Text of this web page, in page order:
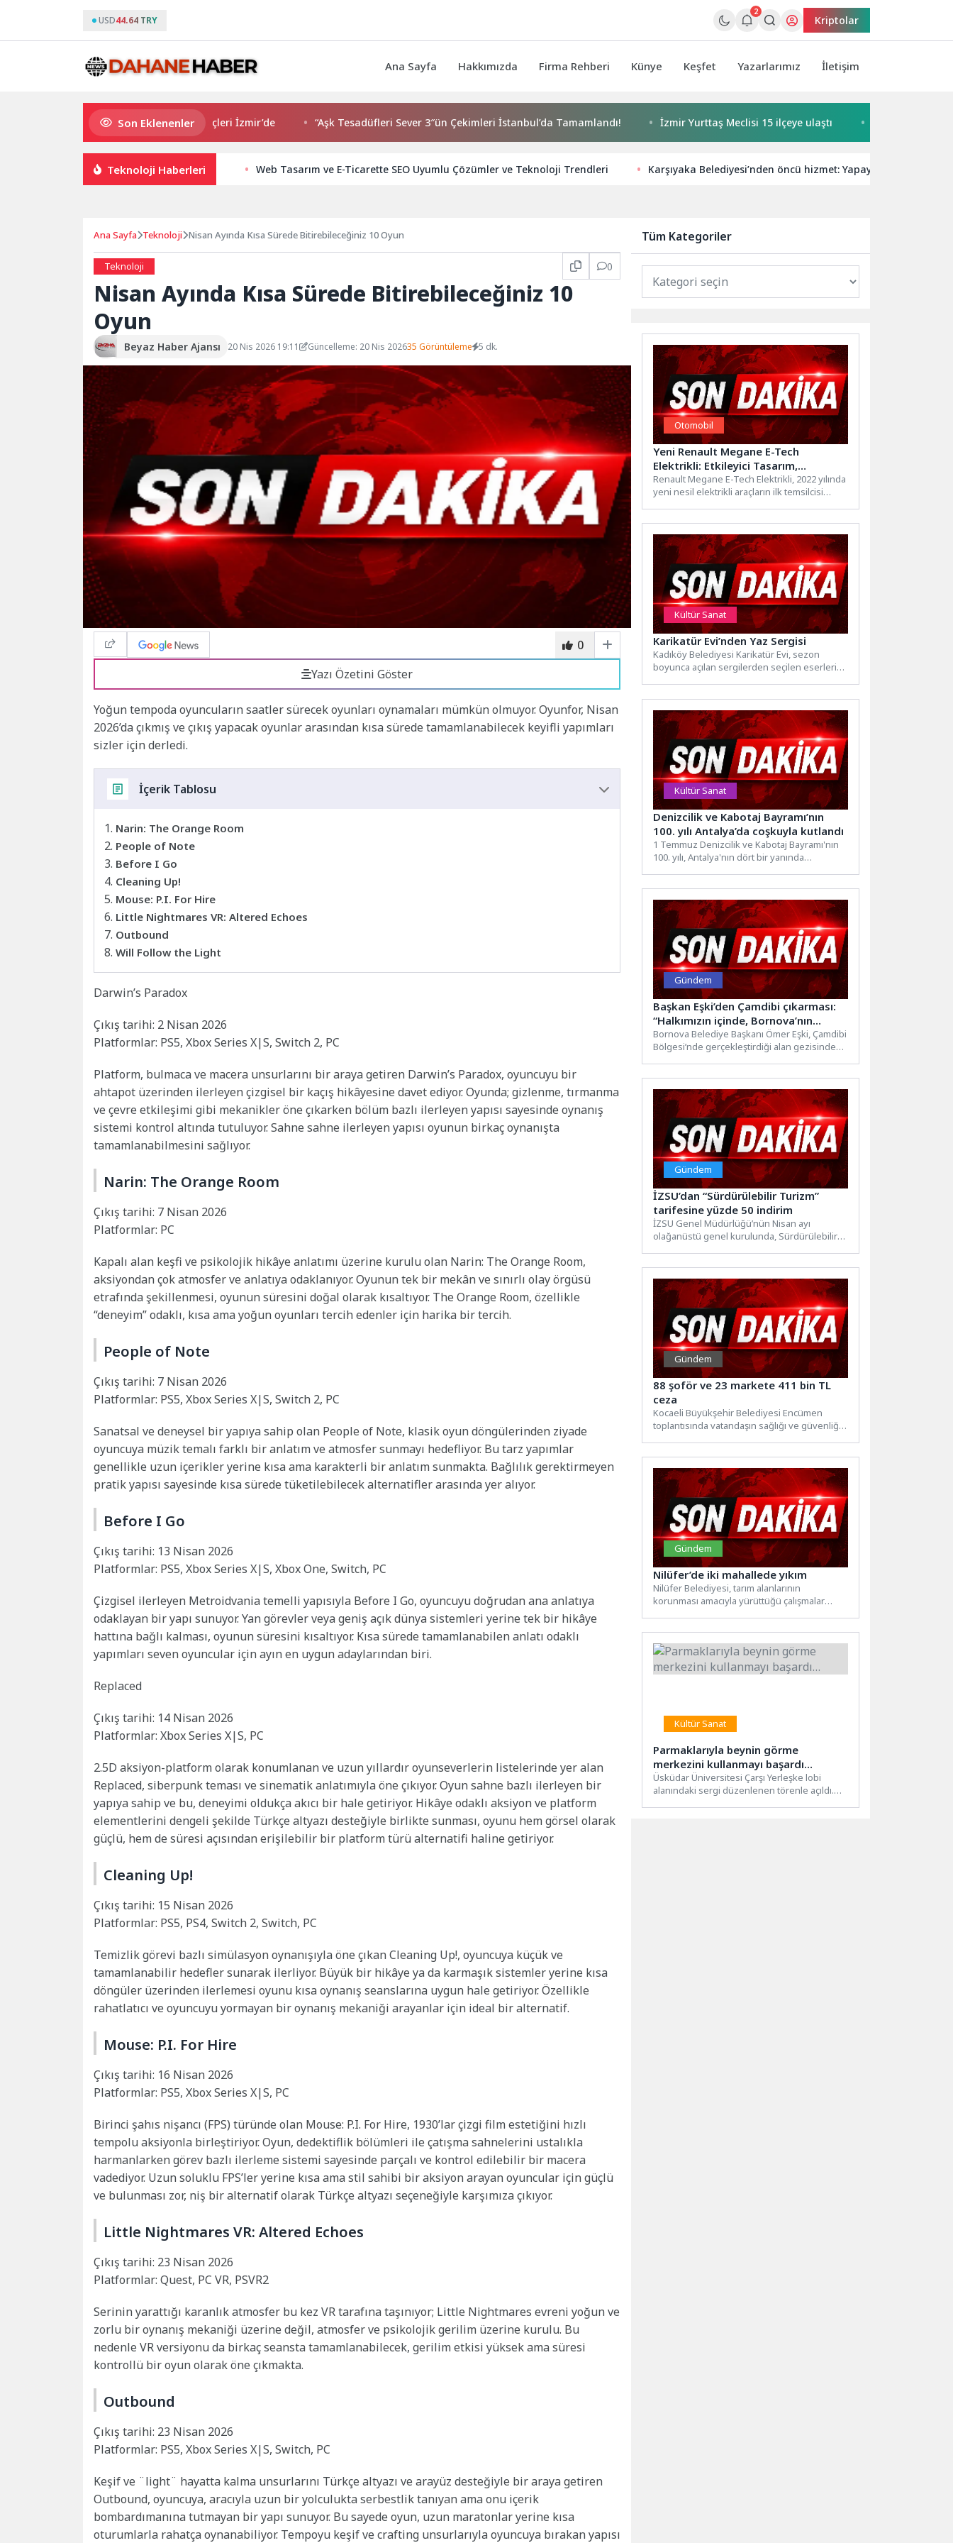
USD44.64 TRY
2
Kriptolar
Ana Sayfa Hakkımızda Firma Rehberi Künye Keşfet Yazarlarımız İletişim
Son Eklenenler
Avrupa Drama Buluşmaları gençleri İzmir’de “Aşk Tesadüfleri Sever 3″ün Çekimleri İstanbul’da Tamamlandı! İzmir Yurttaş Meclisi 15 ilçeye ulaştı Buca’da kadınlar
Teknoloji Haberleri Web Tasarım ve E-Ticarette SEO Uyumlu Çözümler ve Teknoloji Trendleri Karşıyaka Belediyesi’nden öncü hizmet: Yapay zeka ile
Ana Sayfa Teknoloji Nisan Ayında Kısa Sürede Bitirebileceğiniz 10 Oyun
Teknoloji 0
Nisan Ayında Kısa Sürede Bitirebileceğiniz 10
Oyun
Beyaz Haber Ajansı 20 Nis 2026 19:11 Güncelleme: 20 Nis 202635 Görüntüleme 5 dk.
0
Yazı Özetini Göster
Yoğun tempoda oyuncuların saatler sürecek oyunları oynamaları mümkün olmuyor. Oyunfor, Nisan
2026’da çıkmış ve çıkış yapacak oyunlar arasından kısa sürede tamamlanabilecek keyifli yapımları
sizler için derledi.
İçerik Tablosu
Narin: The Orange Room
People of Note
Before I Go
Cleaning Up!
Mouse: P.I. For Hire
Little Nightmares VR: Altered Echoes
Outbound
Will Follow the Light
Darwin’s Paradox
Çıkış tarihi: 2 Nisan 2026
Platformlar: PS5, Xbox Series X|S, Switch 2, PC
Platform, bulmaca ve macera unsurlarını bir araya getiren Darwin’s Paradox, oyuncuyu bir
ahtapot üzerinden ilerleyen çizgisel bir kaçış hikâyesine davet ediyor. Oyunda; gizlenme, tırmanma
ve çevre etkileşimi gibi mekanikler öne çıkarken bölüm bazlı ilerleyen yapısı sayesinde oynanış
sistemi kontrol altında tutuluyor. Sahne sahne ilerleyen yapısı oyunun birkaç oynanışta
tamamlanabilmesini sağlıyor.
Narin: The Orange Room
Çıkış tarihi: 7 Nisan 2026
Platformlar: PC
Kapalı alan keşfi ve psikolojik hikâye anlatımı üzerine kurulu olan Narin: The Orange Room,
aksiyondan çok atmosfer ve anlatıya odaklanıyor. Oyunun tek bir mekân ve sınırlı olay örgüsü
etrafında şekillenmesi, oyunun süresini doğal olarak kısaltıyor. The Orange Room, özellikle
“deneyim” odaklı, kısa ama yoğun oyunları tercih edenler için harika bir tercih.
People of Note
Çıkış tarihi: 7 Nisan 2026
Platformlar: PS5, Xbox Series X|S, Switch 2, PC
Sanatsal ve deneysel bir yapıya sahip olan People of Note, klasik oyun döngülerinden ziyade
oyuncuya müzik temalı farklı bir anlatım ve atmosfer sunmayı hedefliyor. Bu tarz yapımlar
genellikle uzun içerikler yerine kısa ama karakterli bir anlatım sunmakta. Bağlılık gerektirmeyen
pratik yapısı sayesinde kısa sürede tüketilebilecek alternatifler arasında yer alıyor.
Before I Go
Çıkış tarihi: 13 Nisan 2026
Platformlar: PS5, Xbox Series X|S, Xbox One, Switch, PC
Çizgisel ilerleyen Metroidvania temelli yapısıyla Before I Go, oyuncuyu doğrudan ana anlatıya
odaklayan bir yapı sunuyor. Yan görevler veya geniş açık dünya sistemleri yerine tek bir hikâye
hattına bağlı kalması, oyunun süresini kısaltıyor. Kısa sürede tamamlanabilen anlatı odaklı
yapımları seven oyuncular için ayın en uygun adaylarından biri.
Replaced
Çıkış tarihi: 14 Nisan 2026
Platformlar: Xbox Series X|S, PC
2.5D aksiyon-platform olarak konumlanan ve uzun yıllardır oyunseverlerin listelerinde yer alan
Replaced, siberpunk teması ve sinematik anlatımıyla öne çıkıyor. Oyun sahne bazlı ilerleyen bir
yapıya sahip ve bu, deneyimi oldukça akıcı bir hale getiriyor. Hikâye odaklı aksiyon ve platform
elementlerini dengeli şekilde Türkçe altyazı desteğiyle birlikte sunması, oyunu hem görsel olarak
güçlü, hem de süresi açısından erişilebilir bir platform türü alternatifi haline getiriyor.
Cleaning Up!
Çıkış tarihi: 15 Nisan 2026
Platformlar: PS5, PS4, Switch 2, Switch, PC
Temizlik görevi bazlı simülasyon oynanışıyla öne çıkan Cleaning Up!, oyuncuya küçük ve
tamamlanabilir hedefler sunarak ilerliyor. Büyük bir hikâye ya da karmaşık sistemler yerine kısa
döngüler üzerinden ilerlemesi oyunu kısa oynanış seanslarına uygun hale getiriyor. Özellikle
rahatlatıcı ve oyuncuyu yormayan bir oynanış mekaniği arayanlar için ideal bir alternatif.
Mouse: P.I. For Hire
Çıkış tarihi: 16 Nisan 2026
Platformlar: PS5, Xbox Series X|S, PC
Birinci şahıs nişancı (FPS) türünde olan Mouse: P.I. For Hire, 1930’lar çizgi film estetiğini hızlı
tempolu aksiyonla birleştiriyor. Oyun, dedektiflik bölümleri ile çatışma sahnelerini ustalıkla
harmanlarken görev bazlı ilerleme sistemi sayesinde parçalı ve kontrol edilebilir bir macera
vadediyor. Uzun soluklu FPS’ler yerine kısa ama stil sahibi bir aksiyon arayan oyuncular için güçlü
ve bulunması zor, niş bir alternatif olarak Türkçe altyazı seçeneğiyle karşımıza çıkıyor.
Little Nightmares VR: Altered Echoes
Çıkış tarihi: 23 Nisan 2026
Platformlar: Quest, PC VR, PSVR2
Serinin yarattığı karanlık atmosfer bu kez VR tarafına taşınıyor; Little Nightmares evreni yoğun ve
zorlu bir oynanış mekaniği üzerine değil, atmosfer ve psikolojik gerilim üzerine kurulu. Bu
nedenle VR versiyonu da birkaç seansta tamamlanabilecek, gerilim etkisi yüksek ama süresi
kontrollü bir oyun olarak öne çıkmakta.
Outbound
Çıkış tarihi: 23 Nisan 2026
Platformlar: PS5, Xbox Series X|S, Switch, PC
Keşif ve ¨light¨ hayatta kalma unsurlarını Türkçe altyazı ve arayüz desteğiyle bir araya getiren
Outbound, oyuncuya, aracıyla uzun bir yolculukta serbestlik tanıyan ama onu içerik
bombardımanına tutmayan bir yapı sunuyor. Bu sayede oyun, uzun maratonlar yerine kısa
oturumlarla rahatça oynanabiliyor. Tempoyu keşif ve crafting unsurlarıyla oyuncuya bırakan yapısı
Tüm Kategoriler
Otomobil
Yeni Renault Megane E-Tech
Elektrikli: Etkileyici Tasarım,
Dinamizm ve Teknoloji Kategori:
Otomotiv
Renault Megane E-Tech Elektrikli, 2022 yılında
yeni nesil elektrikli araçların ilk temsilcisi
Kültür Sanat
Karikatür Evi’nden Yaz Sergisi
Kadıköy Belediyesi Karikatür Evi, sezon
boyunca açılan sergilerden seçilen eserleri
Kültür Sanat
Denizcilik ve Kabotaj Bayramı’nın
100. yılı Antalya’da coşkuyla kutlandı
1 Temmuz Denizcilik ve Kabotaj Bayramı'nın
100. yılı, Antalya'nın dört bir yanında
Gündem
Başkan Eşki’den Çamdibi çıkarması:
“Halkımızın içinde, Bornova’nın
hizmetindeyiz”
Bornova Belediye Başkanı Ömer Eşki, Çamdibi
Bölgesi’nde gerçekleştirdiği alan gezisinde
Gündem
İZSU’dan “Sürdürülebilir Turizm”
tarifesine yüzde 50 indirim
İZSU Genel Müdürlüğü’nün Nisan ayı
olağanüstü genel kurulunda, Sürdürülebilir
Gündem
88 şoför ve 23 markete 411 bin TL
ceza
Kocaeli Büyükşehir Belediyesi Encümen
toplantısında vatandaşın sağlığı ve güvenliği
Gündem
Nilüfer’de iki mahallede yıkım
Nilüfer Belediyesi, tarım alanlarının
korunması amacıyla yürüttüğü çalışmalar
Kültür Sanat
Parmaklarıyla beynin görme
merkezini kullanmayı başardı…
Üsküdar Üniversitesi Çarşı Yerleşke lobi
alanındaki sergi düzenlenen törenle açıldı.